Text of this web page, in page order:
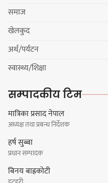
समाज
खेलकुद
अर्थ/पर्यटन
स्वास्थ्य/शिक्षा
सम्पादकीय टिम
मात्रिका प्रसाद नेपाल
अध्यक्ष तथा प्रबन्ध निर्देशक
हर्ष सुब्बा
प्रधान सम्पादक
बिनय बाह्रकोटी